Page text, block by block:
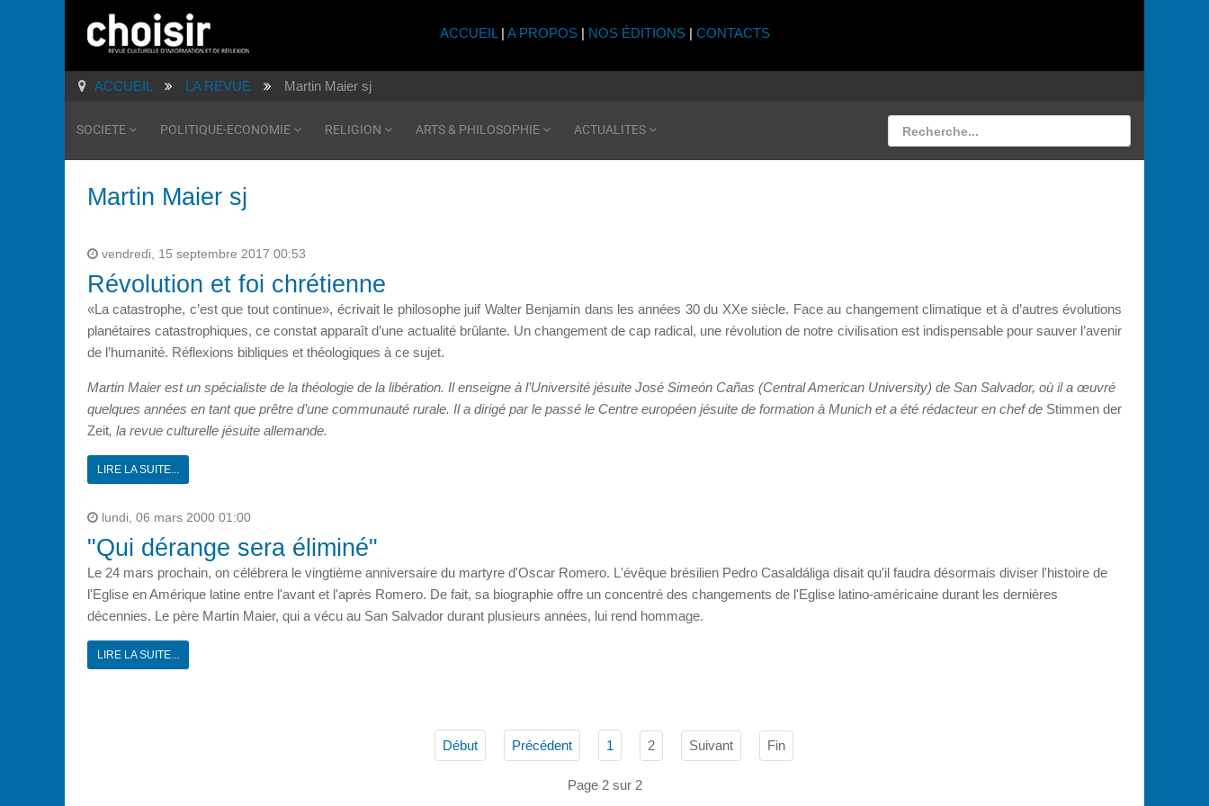
ACCUEIL | A PROPOS| NOS ÉDITIONS| CONTACTS
ACCUEIL LA REVUE Martin Maier sj
SOCIETE POLITIQUE-ECONOMIE RELIGION ARTS & PHILOSOPHIE ACTUALITES
Martin Maier sj
vendredi, 15 septembre 2017 00:53
Révolution et foi chrétienne
«La catastrophe, c’est que tout continue», écrivait le philosophe juif Walter Benjamin dans les années 30 du XXesiècle. Face au changement climatique et à d’autres évolutions
planétaires catastrophiques, ce constat apparaît d’une actualité brûlante. Un changement de cap radical, une révolution de notre civilisation est indispensable pour sauver l’avenir
de l’humanité. Réflexions bibliques et théologiques à ce sujet.
Martin Maier est un spécialiste de la théologie de la libération. Il enseigne à l’Université jésuite José Simeón Cañas (Central American University) de San Salvador, où il a œuvré
quelques années en tant que prêtre d’une communauté rurale. Il a dirigé par le passé le Centre européen jésuite de formation à Munich et a été rédacteur en chef de Stimmen der
Zeit, la revue culturelle jésuite allemande.
LIRE LA SUITE...
lundi, 06 mars 2000 01:00
"Qui dérange sera éliminé"
Le 24 mars prochain, on célébrera le vingtième anniversaire du martyre d'Oscar Romero. L'évêque brésilien Pedro Casaldáliga disait qu'il faudra désormais diviser l'histoire de
l'Eglise en Amérique latine entre l'avant et l'après Romero. De fait, sa biographie offre un concentré des changements de l'Eglise latino-américaine durant les dernières
décennies. Le père Martin Maier, qui a vécu au San Salvador durant plusieurs années, lui rend hommage.
LIRE LA SUITE...
Début Précédent 1 2 Suivant Fin
Page 2 sur 2